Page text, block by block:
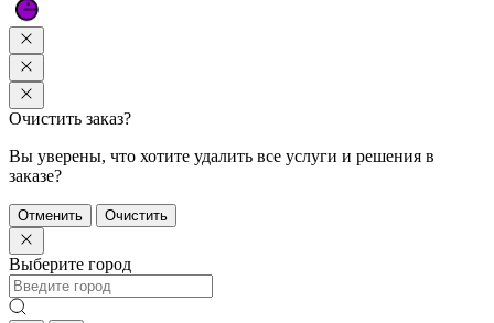
Очистить заказ?
Вы уверены, что хотите удалить все услуги и решения в
заказе?
Отменить Очистить
Выберите город